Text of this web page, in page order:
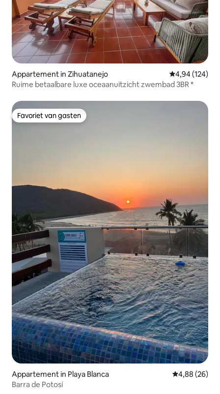
Appartement in Zihuatanejo Gemiddelde
4,94 (124)
Ruime betaalbare luxe oceaanuitzicht zwembad 3BR *
Favoriet van gasten
Favoriet van gasten
Appartement in Playa Blanca Gemiddelde
4,88 (26)
Barra de Potosí